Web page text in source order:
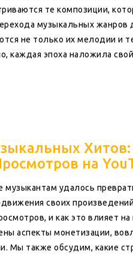
те композиции,
музыкальных жанров
не только их мелодии и
каждая эпоха наложила
Хитов:
на
музыкантам удалось
своих
и как это влияет
аспекты монетизации,
Мы также обсудим, какие